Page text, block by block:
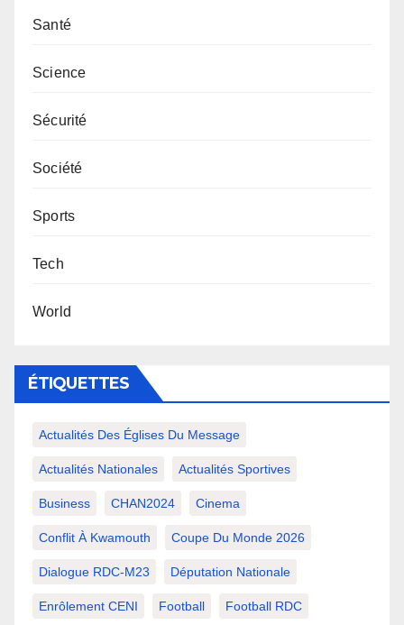
Santé
Science
Sécurité
Société
Sports
Tech
World
ÉTIQUETTES
Actualités Des Églises Du Message
Actualités Nationales Actualités Sportives
Business CHAN2024 Cinema
Conflit À Kwamouth Coupe Du Monde 2026
Dialogue RDC-M23 Députation Nationale
Enrôlement CENI Football Football RDC